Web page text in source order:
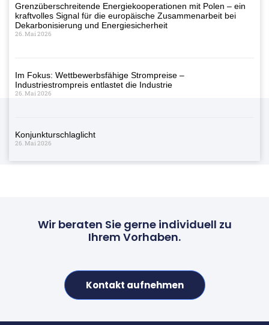
Grenzüberschreitende Energiekooperationen mit Polen – ein
kraftvolles Signal für die europäische Zusammenarbeit bei
Dekarbonisierung und Energiesicherheit
26. Mai 2026
Im Fokus: Wettbewerbsfähige Strompreise –
Industriestrompreis entlastet die Industrie
26. Mai 2026
Konjunkturschlaglicht
26. Mai 2026
Wir beraten Sie gerne individuell zu
Ihrem Vorhaben.
Kontakt aufnehmen